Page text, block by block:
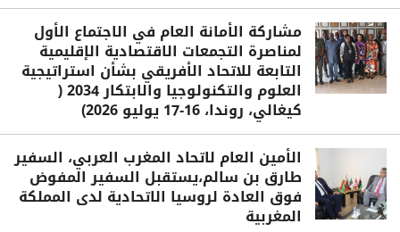
مشاركة الأمانة العام في الاجتماع الأول
لمناصرة التجمعات الاقتصادية الإقليمية
التابعة للاتحاد الأفريقي بشأن استراتيجية
العلوم والتكنولوجيا والابتكار 2034 (
كيغالي، روندا، 16-17 يوليو 2026)
الأمين العام لاتحاد المغرب العربي، السفير
طارق بن سالم،يستقبل السفير المفوض
فوق العادة لروسيا الاتحادية لدى المملكة
المغربية